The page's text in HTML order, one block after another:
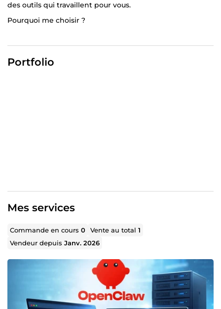
des outils qui travaillent pour vous.
Pourquoi me choisir ?
pour diviser vos tâches répétitives par 10.
Modernité : Des apps mobiles fluides (Flutter) et des sites
Portfolio
Mes services
Commande en cours0 Vente au total1
Vendeur depuisJanv. 2026